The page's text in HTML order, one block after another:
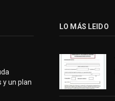
un plan
LO MÁS LEIDO